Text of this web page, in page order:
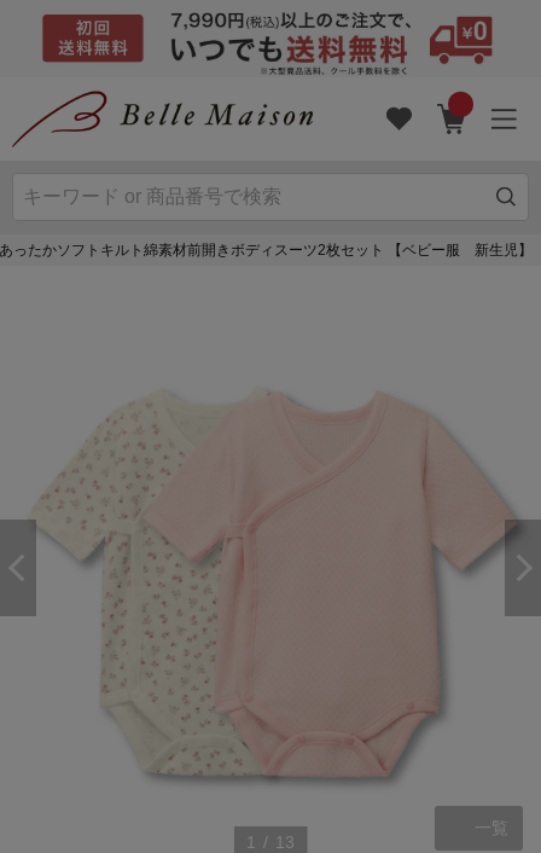
あったかソフトキルト綿素材前開きボディスーツ2枚セット 【ベビー服 新生児】
1 / 13
一覧